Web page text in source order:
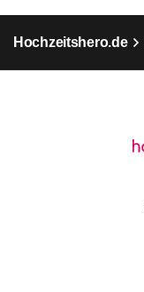
Hochzeitshero.de